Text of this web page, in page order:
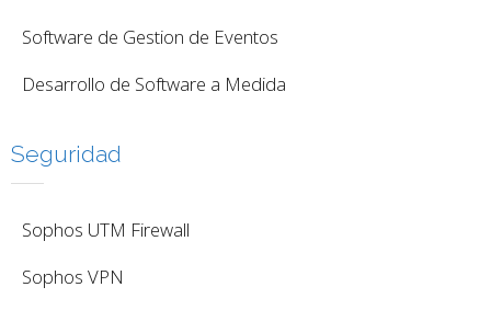
Software de Gestion de Eventos
Desarrollo de Software a Medida
Seguridad
Sophos UTM Firewall
Sophos VPN